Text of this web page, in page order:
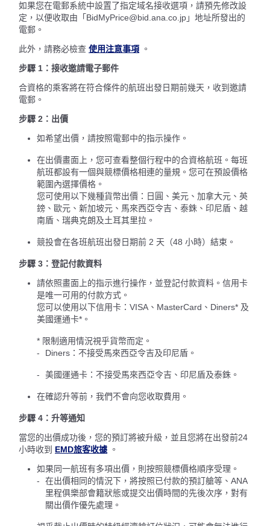
如果您在電郵系統中設置了指定域名接收選項，請預先修改設
定，以便收取由「BidMyPrice@bid.ana.co.jp」地址所發出的
電郵。
此外，請務必檢查 使用注意事項 。
步驟 1：接收邀請電子郵件
合資格的乘客將在符合條件的航班出發日期前幾天，收到邀請
電郵。
步驟 2：出價
如希望出價，請按照電郵中的指示操作。
在出價畫面上，您可查看整個行程中的合資格航班。每班
航班都設有一個與競標價格相連的量規。您可在預設價格
範圍內選擇價格。
您可使用以下幾種貨幣出價：日圓、美元、加拿大元、英
鎊、歐元、新加坡元、馬來西亞令吉、泰銖、印尼盾、越
南盾、瑞典克朗及土耳其里拉。
競投會在各班航班出發日期前 2 天（48 小時）結束。
步驟 3：登記付款資料
請依照畫面上的指示進行操作，並登記付款資料。信用卡
是唯一可用的付款方式。
您可以使用以下信用卡：VISA、MasterCard、Diners* 及
美國運通卡*。
* 限制適用情況視乎貨幣而定。
Diners：不接受馬來西亞令吉及印尼盾。
美國運通卡：不接受馬來西亞令吉、印尼盾及泰銖。
在確認升等前，我們不會向您收取費用。
步驟 4：升等通知
當您的出價成功後，您的預訂將被升級，並且您將在出發前24
小時收到 EMD旅客收據 。
如果同一航班有多項出價，則按照競標價格順序受理。
在出價相同的情況下，將按照已付款的預訂艙等、ANA
里程俱樂部會籍狀態或提交出價時間的先後次序，對有
關出價作優先處理。